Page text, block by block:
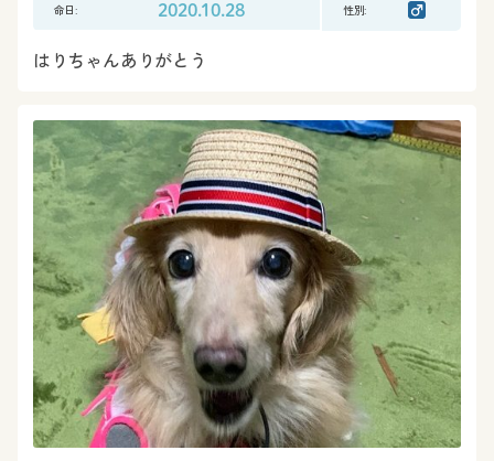
命日: 2020.10.28 性別:
はりちゃんありがとう